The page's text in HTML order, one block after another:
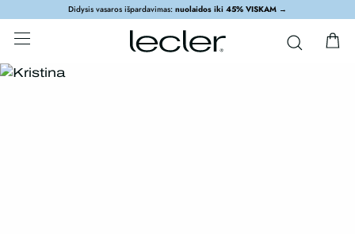
Didysis vasaros išpardavimas: nuolaidos iki 45% VISKAM →